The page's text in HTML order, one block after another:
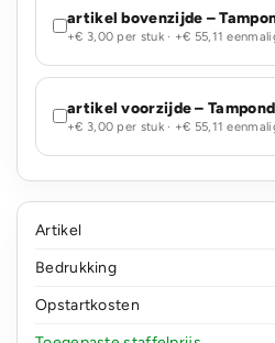
artikel bovenzijde –
+€ 3,00 per stuk · +€ 55,11
artikel voorzijde –
+€ 3,00 per stuk · +€ 55,11
Artikel
Bedrukking
Opstartkosten